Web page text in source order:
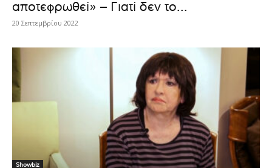
αποτεφρωθεί» – Γιατί δεν το...
20 Σεπτεμβρίου 2022
Showbiz